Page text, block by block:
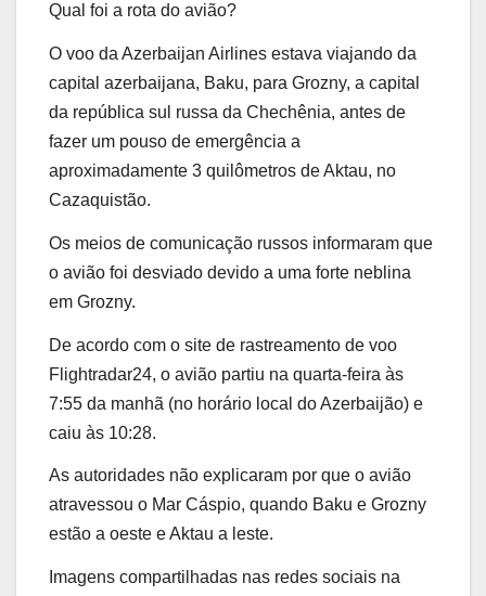
Qual foi a rota do avião?
O voo da Azerbaijan Airlines estava viajando da
capital azerbaijana, Baku, para Grozny, a capital
da república sul russa da Chechênia, antes de
fazer um pouso de emergência a
aproximadamente 3 quilômetros de Aktau, no
Cazaquistão.
Os meios de comunicação russos informaram que
o avião foi desviado devido a uma forte neblina
em Grozny.
De acordo com o site de rastreamento de voo
Flightradar24, o avião partiu na quarta-feira às
7:55 da manhã (no horário local do Azerbaijão) e
caiu às 10:28.
As autoridades não explicaram por que o avião
atravessou o Mar Cáspio, quando Baku e Grozny
estão a oeste e Aktau a leste.
Imagens compartilhadas nas redes sociais na